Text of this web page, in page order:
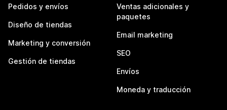
Pedidos y envíos
Diseño de tiendas
Marketing y conversión
Gestión de tiendas
Ventas adicionales y
paquetes
Email marketing
SEO
Envíos
Moneda y traducción